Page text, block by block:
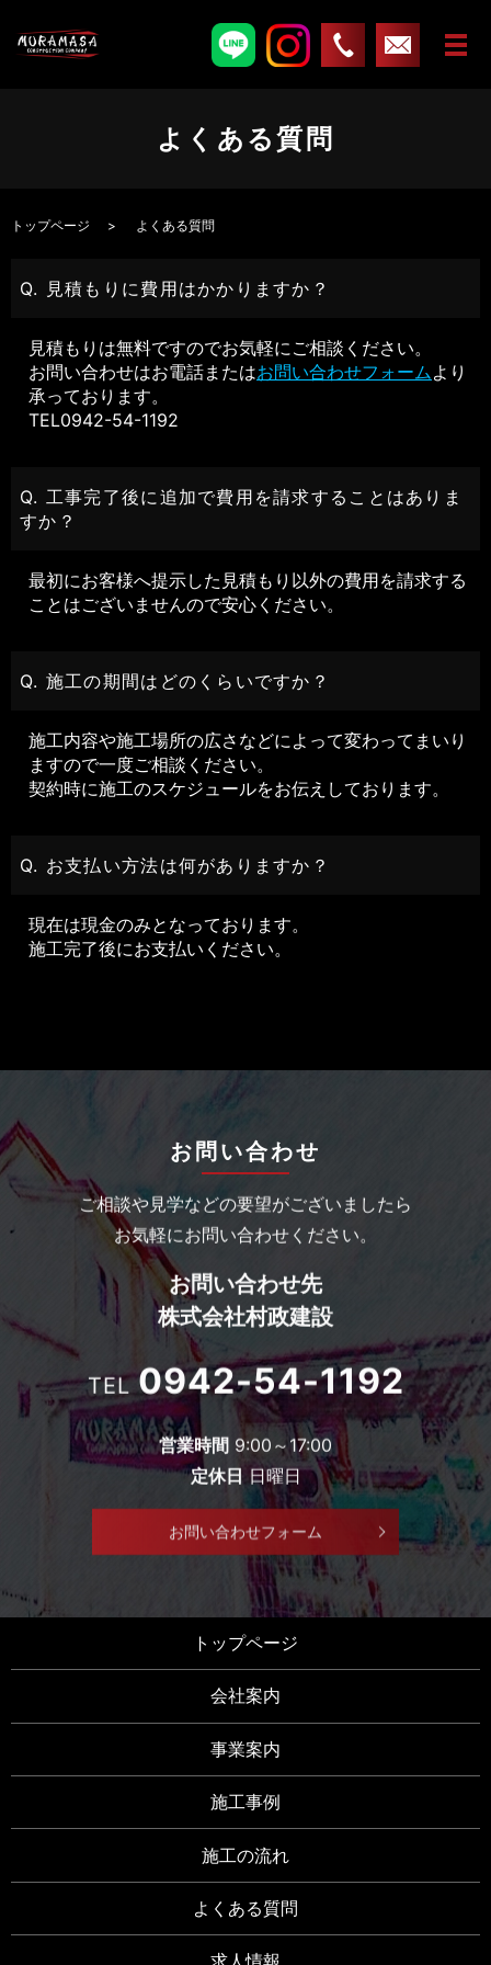
よくある質問
トップページ よくある質問
Q. 見積もりに費用はかかりますか？
見積もりは無料ですのでお気軽にご相談ください。
お問い合わせはお電話またはお問い合わせフォーム より
承っております。
TEL0942-54-1192
Q. 工事完了後に追加で費用を請求することはありま
すか？
最初にお客様へ提示した見積もり以外の費用を請求する
ことはございませんので安心ください。
Q. 施工の期間はどのくらいですか？
施工内容や施工場所の広さなどによって変わってまいり
ますので一度ご相談ください。
契約時に施工のスケジュールをお伝えしております。
Q. お支払い方法は何がありますか？
現在は現金のみとなっております。
施工完了後にお支払いください。
お問い合わせ
ご相談や見学などの要望がございましたら
お気軽にお問い合わせください。
お問い合わせ先
株式会社村政建設
TEL0942-54-1192
営業時間 9:00～17:00
定休日 日曜日
お問い合わせフォーム
トップページ
会社案内
事業案内
施工事例
施工の流れ
よくある質問